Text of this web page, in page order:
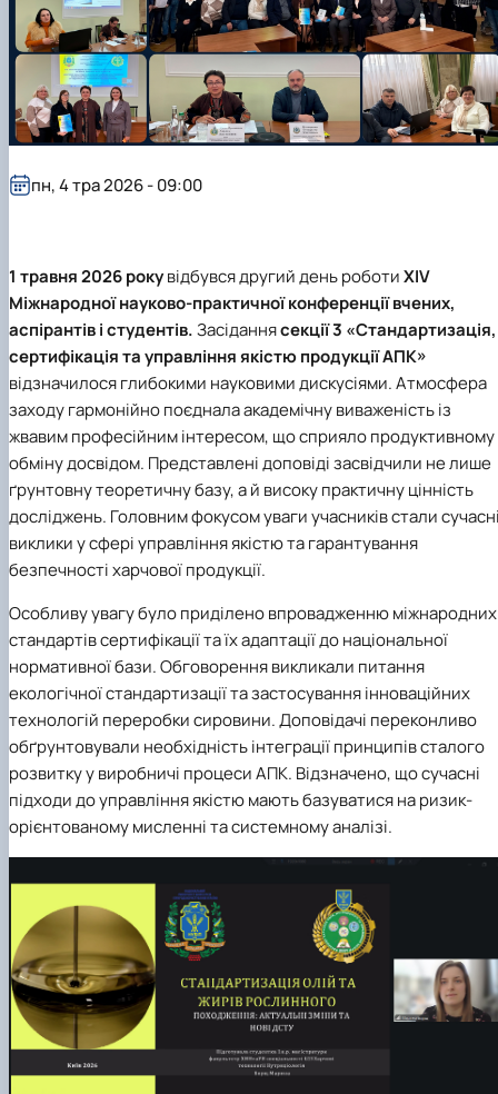
1 травня 2026 рокувідбувся другий день роботиХІV
Міжнародної науково-практичної конференції вчених,
аспірантів і студентів.Засіданнясекції 3 «Стандартизація,
сертифікація та управління якістю продукції АПК»
відзначилося глибокими науковими дискусіями. Атмосфера
заходу гармонійно поєднала академічну виваженість із
жвавим професійним інтересом, що сприяло продуктивному
обміну досвідом. Представлені доповіді засвідчили не лише
ґрунтовну теоретичну базу, а й високу практичну цінність
досліджень. Головним фокусом уваги учасників стали
виклики у сфері управління якістю та гарантування
безпечності харчової продукції.
Особливу увагу було приділено впровадженню міжнародних
стандартів сертифікації та їх адаптації до національної
нормативної бази. Обговорення викликали питання
екологічної стандартизації та застосування інноваційних
технологій переробки сировини. Доповідачі переконливо
обґрунтовували необхідність інтеграції принципів сталого
розвитку у виробничі процеси АПК. Відзначено, що сучасні
підходи до управління якістю мають базуватися на ризик-
орієнтованому мисленні та системному аналізі.
пн, 4 тра 2026 - 09:00